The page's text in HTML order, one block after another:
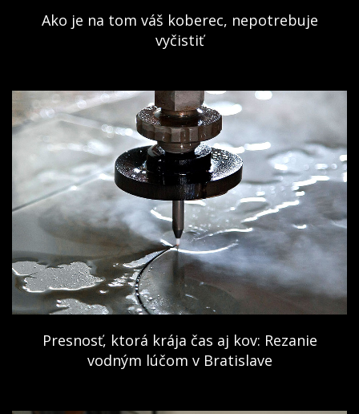
Ako je na tom váš koberec, nepotrebuje
vyčistiť
Presnosť, ktorá krája čas aj kov: Rezanie
vodným lúčom v Bratislave